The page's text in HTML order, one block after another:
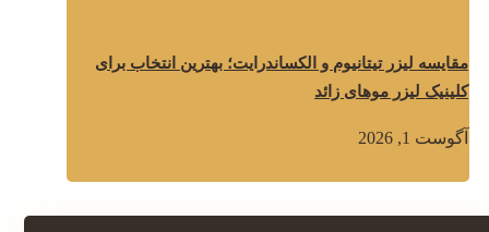
مقایسه لیزر تیتانیوم و الکساندرایت؛ بهترین انتخاب برای
کلینیک لیزر موهای زائد
آگوست 1, 2026